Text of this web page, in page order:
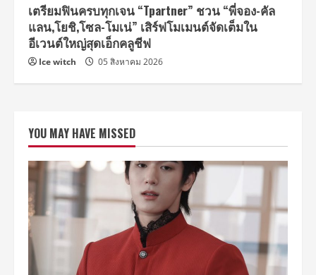
เตรียมฟินครบทุกเจน “Tpartner” ชวน “พี่จอง-คัล
แลน,โยชิ,โซล-โมเน่” เสิร์ฟโมเมนต์จัดเต็มใน
อีเวนต์ใหญ่สุดเอ็กคลูชีฟ
Ice witch 05 สิงหาคม 2026
YOU MAY HAVE MISSED